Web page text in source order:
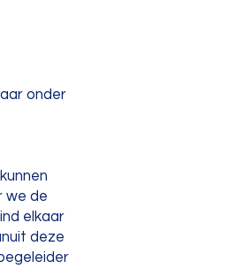
onder
we de
elkaar
deze